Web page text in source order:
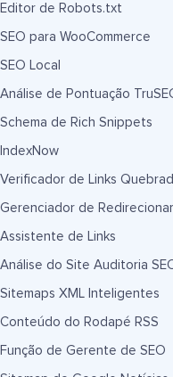
Editor de Robots.txt
SEO para WooCommerce
SEO Local
Análise de Pontuação
Schema de Rich Snippets
IndexNow
Verificador de Links
Gerenciador de
Assistente de Links
Análise do Site Auditoria
Sitemaps XML Inteligentes
Conteúdo do Rodapé RSS
Função de Gerente de SEO